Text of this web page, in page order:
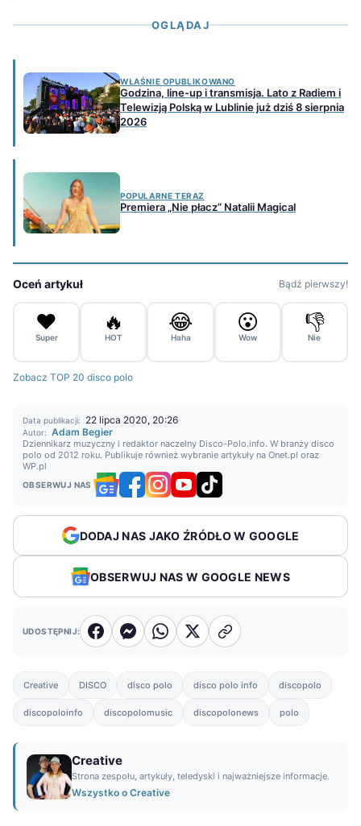
OGLĄDAJ
WŁAŚNIE OPUBLIKOWANO
Godzina, line-up i transmisja. Lato z Radiem i
Telewizją Polską w Lublinie już dziś 8 sierpnia
2026
POPULARNE TERAZ
Premiera „Nie płacz” Natalii Magical
Oceń artykuł Bądź pierwszy!
❤️
Super
🔥
HOT
😂
Haha
😮
Wow
👎
Nie
Zobacz TOP 20 disco polo
Data publikacji: 22 lipca 2020, 20:26
Autor: Adam Begier
Dziennikarz muzyczny i redaktor naczelny Disco-Polo.info. W branży disco
polo od 2012 roku. Publikuje również wybranie artykuły na Onet.pl oraz
WP.pl
OBSERWUJ NAS
DODAJ NAS JAKO ŹRÓDŁO W GOOGLE
OBSERWUJ NAS W GOOGLE NEWS
UDOSTĘPNIJ:
Creative DISCO disco polo disco polo info discopolo
discopoloinfo discopolomusic discopolonews polo
Creative
Strona zespołu, artykuły, teledyski i najważniejsze informacje.
Wszystko o Creative